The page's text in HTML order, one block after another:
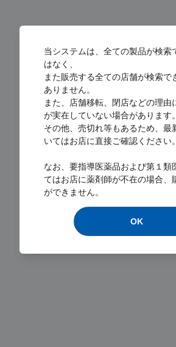
Loading...
当システムは、全ての製品が検索
はなく、
また販売する全ての店舗が検索で
ありません。
また、店舗移転、閉店などの理由
が実在していない場合があります。
その他、売切れ等もあるため、最
いてはお店に直接ご確認ください。
なお、要指導医薬品および第１類
てはお店に薬剤師が不在の場合、
ができません。
OK